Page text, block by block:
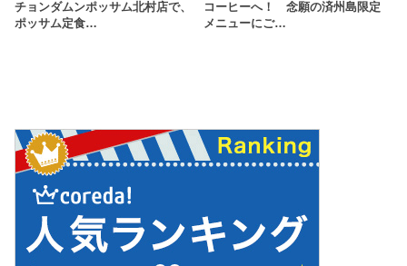
チョンダムンポッサム北村店で、
ポッサム定食…
コーヒーへ！ 念願の済州島限定
メニューにご…